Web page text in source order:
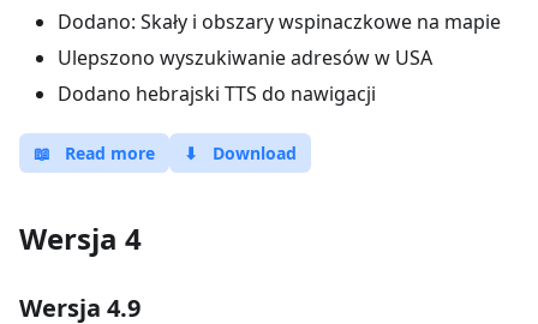
Dodano: Skały i obszary wspinaczkowe na mapie
Ulepszono wyszukiwanie adresów w USA
Dodano hebrajski TTS do nawigacji
📖 Read more ⬇ Download
Wersja 4
Wersja 4.9